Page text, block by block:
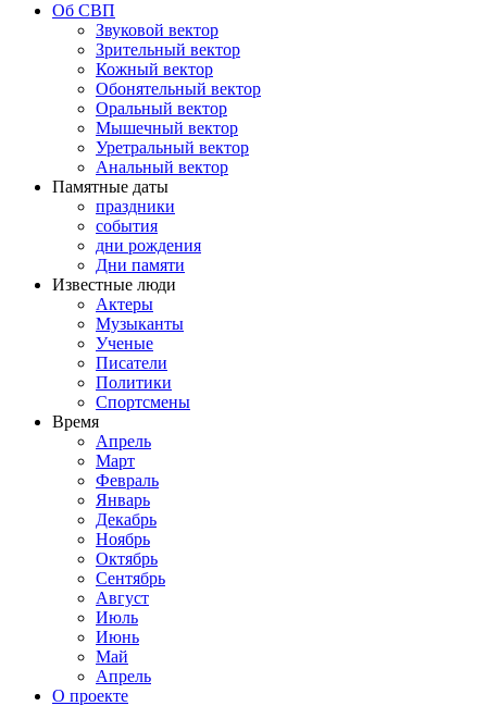
Об СВП
Звуковой вектор
Зрительный вектор
Кожный вектор
Обонятельный вектор
Оральный вектор
Мышечный вектор
Уретральный вектор
Анальный вектор
Памятные даты
праздники
события
дни рождения
Дни памяти
Известные люди
Актеры
Музыканты
Ученые
Писатели
Политики
Спортсмены
Время
Апрель
Март
Февраль
Январь
Декабрь
Ноябрь
Октябрь
Сентябрь
Август
Июль
Июнь
Май
Апрель
О проекте